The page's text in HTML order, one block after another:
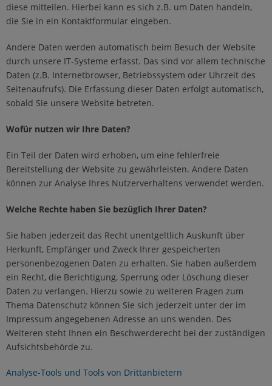
diese mitteilen. Hierbei kann es sich z.B. um Daten handeln,
die Sie in ein Kontaktformular eingeben.
Andere Daten werden automatisch beim Besuch der Website
durch unsere IT-Systeme erfasst. Das sind vor allem technische
Daten (z.B. Internetbrowser, Betriebssystem oder Uhrzeit des
Seitenaufrufs). Die Erfassung dieser Daten erfolgt automatisch,
sobald Sie unsere Website betreten.
Wofür nutzen wir Ihre Daten?
Ein Teil der Daten wird erhoben, um eine fehlerfreie
Bereitstellung der Website zu gewährleisten. Andere Daten
können zur Analyse Ihres Nutzerverhaltens verwendet werden.
Welche Rechte haben Sie bezüglich Ihrer Daten?
Sie haben jederzeit das Recht unentgeltlich Auskunft über
Herkunft, Empfänger und Zweck Ihrer gespeicherten
personenbezogenen Daten zu erhalten. Sie haben außerdem
ein Recht, die Berichtigung, Sperrung oder Löschung dieser
Daten zu verlangen. Hierzu sowie zu weiteren Fragen zum
Thema Datenschutz können Sie sich jederzeit unter der im
Impressum angegebenen Adresse an uns wenden. Des
Weiteren steht Ihnen ein Beschwerderecht bei der zuständigen
Aufsichtsbehörde zu.
Analyse-Tools und Tools von Drittanbietern